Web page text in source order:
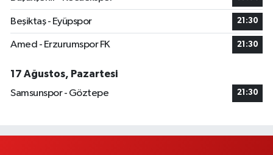
Beşiktaş - Eyüpspor 21:30
Amed - Erzurumspor FK 21:30
17 Ağustos, Pazartesi
Samsunspor - Göztepe
21:30